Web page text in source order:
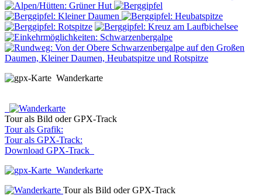
Wanderkarte
Tour als Bild oder GPX-Track
Tour als Grafik:
Tour als GPX-Track:
Download GPX-Track
Wanderkarte
Tour als Bild oder GPX-Track